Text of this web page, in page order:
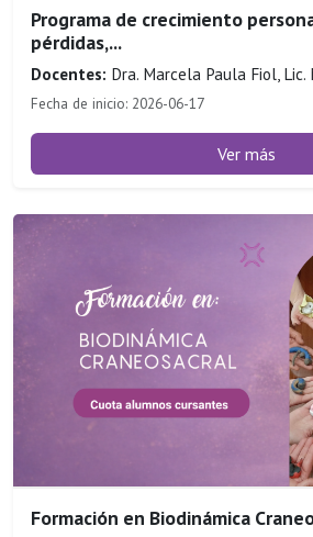
Programa de crecimiento
pérdidas,...
Docentes: Dra. Marcela Paula Fiol, Lic.
Fecha de inicio: 2026-06-17
Ver más
Formación en Biodinámica